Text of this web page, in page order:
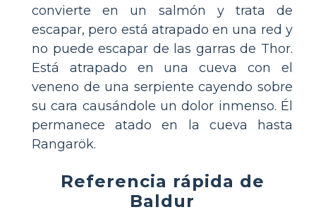
convierte en un salmón y trata de
escapar, pero está atrapado en una red y
no puede escapar de las garras de Thor.
Está atrapado en una cueva con el
veneno de una serpiente cayendo sobre
su cara causándole un dolor inmenso. Él
permanece atado en la cueva hasta
Rangarök.
Referencia rápida de
Baldur